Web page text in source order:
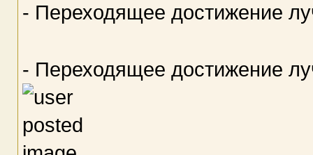
- Переходящее достижение
- Переходящее достижение